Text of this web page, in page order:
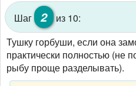
Шаг 2
из 10:
Тушку горбуши, если она
практически полностью (не
рыбу проще разделывать).